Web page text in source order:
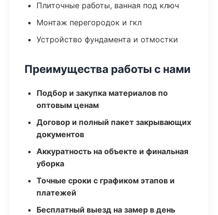
Плиточные работы, ванная под ключ
Монтаж перегородок и гкл
Устройство фундамента и отмостки
Преимущества работы с нами
Подбор и закупка материалов по
оптовым ценам
Договор и полный пакет закрывающих
документов
Аккуратность на объекте и финальная
уборка
Точные сроки с графиком этапов и
платежей
Бесплатный выезд на замер в день